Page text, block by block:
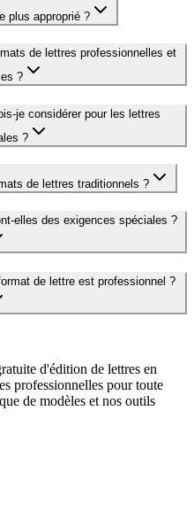
plus approprié ?
de lettres professionnelles et
?
je considérer pour les lettres
?
de lettres traditionnels ?
elles des exigences spéciales ?
de lettre est professionnel ?
d'édition de lettres en
professionnelles pour toute
de modèles et nos outils